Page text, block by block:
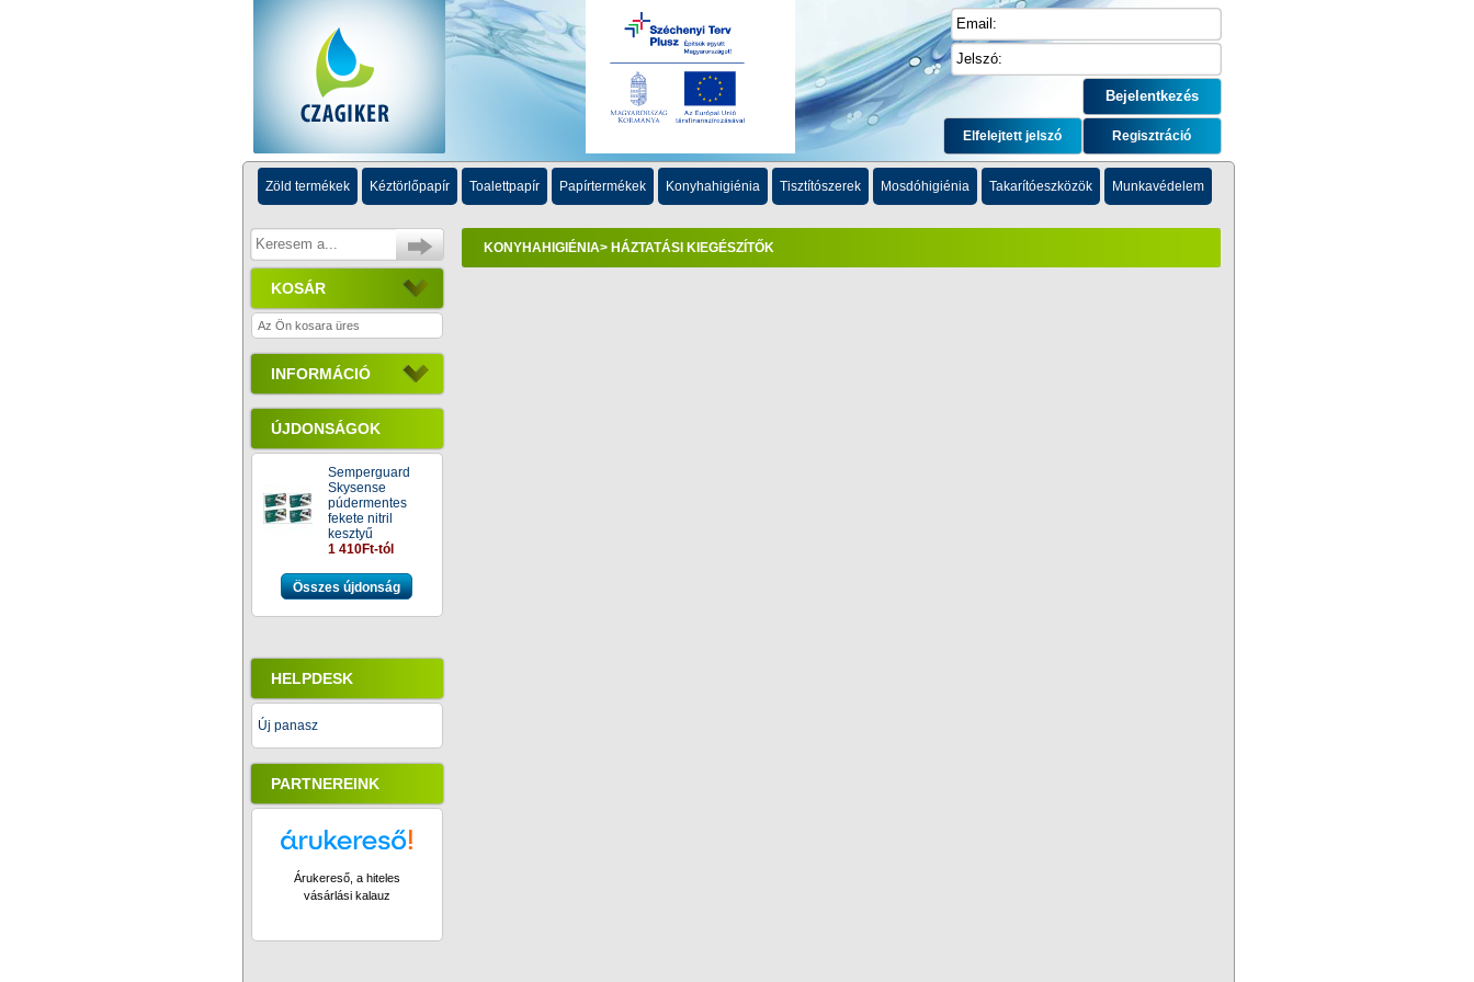
Regisztráció
Elfelejtett jelszó
Zöld termékek Kéztörlőpapír Toalettpapír Papírtermékek Konyhahigiénia Tisztítószerek Mosdóhigiénia Takarítóeszközök Munkavédelem
KOSÁR
Az Ön kosara üres
INFORMÁCIÓ
ÚJDONSÁGOK
Semperguard
Skysense
púdermentes
fekete nitril
kesztyű
1 410Ft-tól
Összes újdonság
HELPDESK
Új panasz
PARTNEREINK
Árukereső, a hiteles
vásárlási kalauz
KONYHAHIGIÉNIA> HÁZTATÁSI KIEGÉSZÍTŐK